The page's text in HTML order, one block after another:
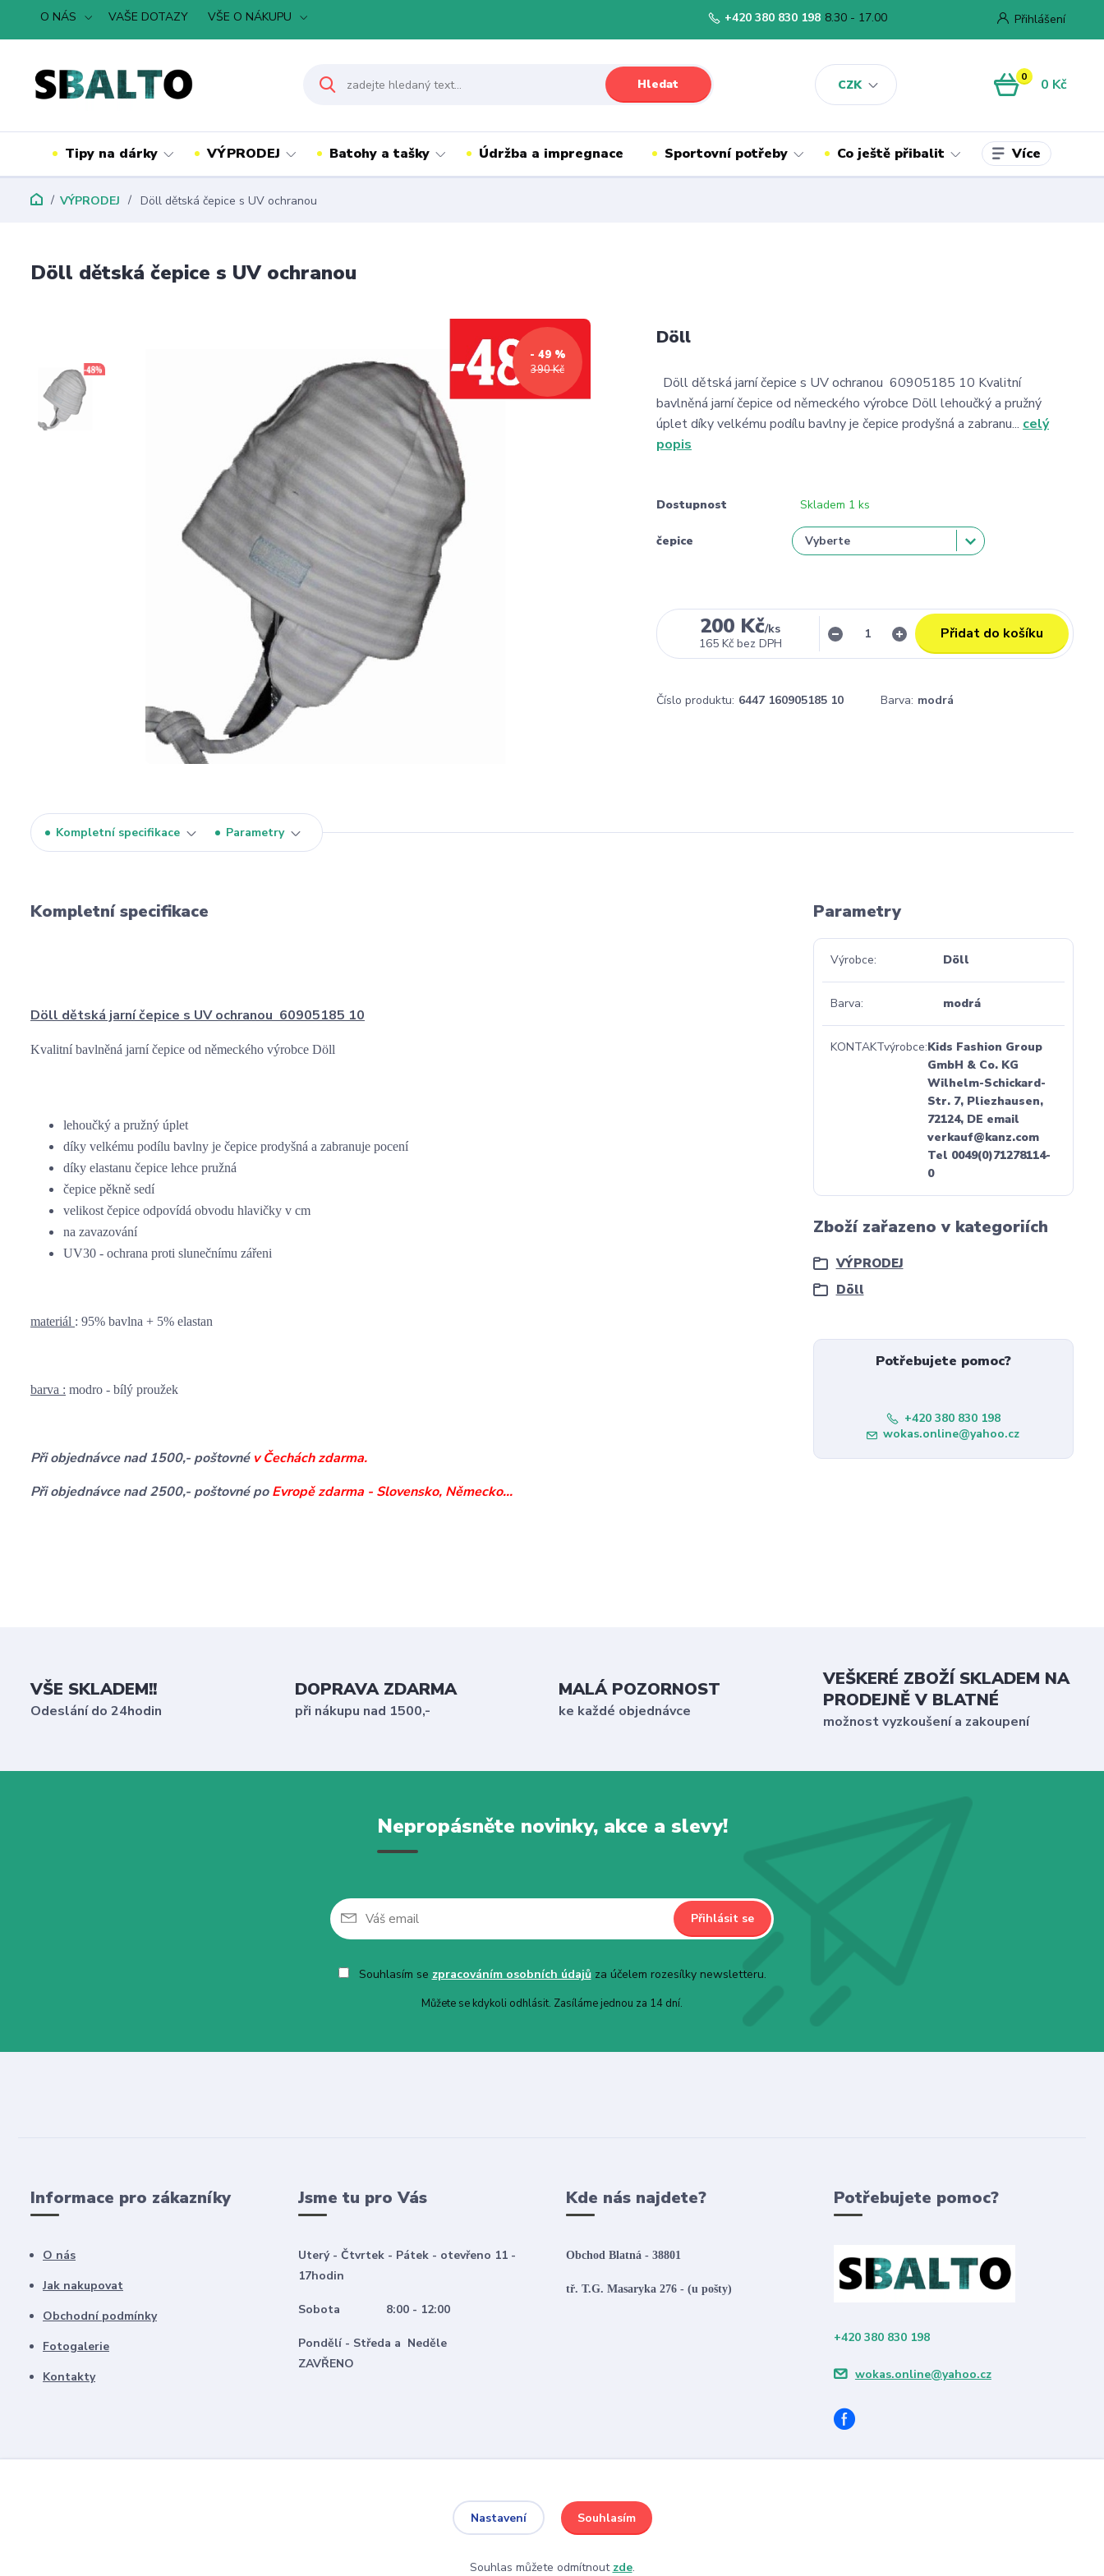
O NÁS VAŠE DOTAZY VŠE O NÁKUPU
CZK
Přihlášení
Hledat
+420 380 830 198 8.30 - 17.00
0 0 Kč
Tipy na dárky VÝPRODEJ Batohy a tašky Údržba a impregnace Sportovní potřeby Co ještě přibalit Více
VÝPRODEJ Döll dětská čepice s UV ochranou
Döll dětská čepice s UV ochranou
390 Kč
- 49 %
Döll
Döll dětská jarní čepice s UV ochranou 60905185 10 Kvalitní
bavlněná jarní čepice od německého výrobce Döll lehoučký a pružný
úplet díky velkému podílu bavlny je čepice prodyšná a zabranu... celý
popis
Dostupnost Skladem 1 ks
čepice
200 Kč/ks
165 Kč bez DPH
Přidat do košíku
Číslo produktu: 6447 160905185 10 Barva: modrá
Kompletní specifikace Parametry
Kompletní specifikace
Döll dětská jarní čepice s UV ochranou 60905185 10
Kvalitní bavlněná jarní čepice od německého výrobce Döll
lehoučký a pružný úplet
díky velkému podílu bavlny je čepice prodyšná a zabranuje pocení
díky elastanu čepice lehce pružná
čepice pěkně sedí
velikost čepice odpovídá obvodu hlavičky v cm
na zavazování
UV30 - ochrana proti slunečnímu zářeni
materiál : 95% bavlna + 5% elastan
barva : modro - bílý proužek
Při objednávce nad 1500,- poštovné v Čechách zdarma.
Při objednávce nad 2500,- poštovné poEvropě zdarma - Slovensko, Německo...
Parametry
Výrobce Döll
Barva modrá
KONTAKTvýrobce Kids Fashion Group
GmbH & Co. KG
Wilhelm-Schickard-
Str. 7, Pliezhausen,
72124, DE email
verkauf@kanz.com
Tel 0049(0)71278114-
0
Zboží zařazeno v kategoriích
VÝPRODEJ
Döll
Potřebujete pomoc?
+420 380 830 198
wokas.online@yahoo.cz
VŠE SKLADEM!!
Odeslání do 24hodin
DOPRAVA ZDARMA
při nákupu nad 1500,-
MALÁ POZORNOST
ke každé objednávce
VEŠKERÉ ZBOŽÍ SKLADEM NA
PRODEJNĚ V BLATNÉ
možnost vyzkoušení a zakoupení
Nepropásněte novinky, akce a slevy!
Přihlásit se
Souhlasím se zpracováním osobních údajůza účelem rozesílky newsletteru.
Můžete se kdykoli odhlásit. Zasíláme jednou za 14 dní.
Informace pro zákazníky
O nás
Jak nakupovat
Obchodní podmínky
Fotogalerie
Kontakty
Jsme tu pro Vás
Uterý - Čtvrtek - Pátek - otevřeno 11 -
17hodin
Sobota 8:00 - 12:00
Pondělí - Středa a Neděle
ZAVŘENO
Kde nás najdete?
Obchod Blatná - 38801
tř. T.G. Masaryka 276 - (u pošty)
Potřebujete pomoc?
+420 380 830 198
wokas.online@yahoo.cz
Nastavení Souhlasím
Souhlas můžete odmítnout zde.